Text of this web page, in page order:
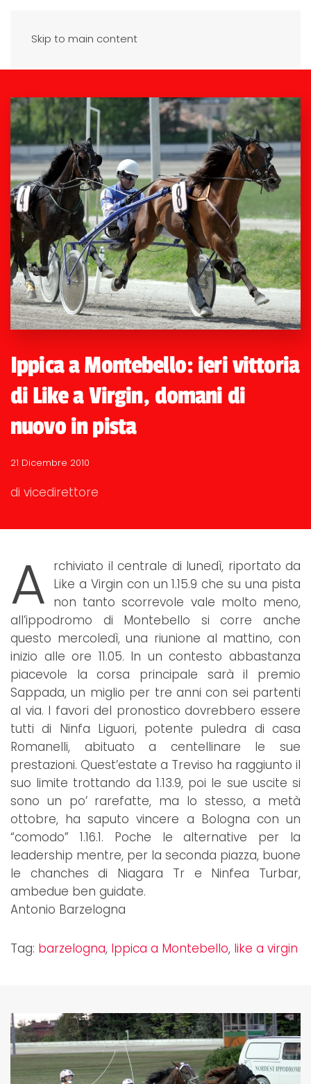
Skip to main content
Ippica a Montebello: ieri vittoria
di Like a Virgin, domani di
nuovo in pista
21 Dicembre 2010
di vicedirettore
A rchiviato il centrale di lunedì, riportato da
Like a Virgin con un 1.15.9 che su una pista
non tanto scorrevole vale molto meno,
all’ippodromo di Montebello si corre anche
questo mercoledì, una riunione al mattino, con
inizio alle ore 11.05. In un contesto abbastanza
piacevole la corsa principale sarà il premio
Sappada, un miglio per tre anni con sei partenti
al via. I favori del pronostico dovrebbero essere
tutti di Ninfa Liguori, potente puledra di casa
Romanelli, abituato a centellinare le sue
prestazioni. Quest’estate a Treviso ha raggiunto il
suo limite trottando da 1.13.9, poi le sue uscite si
sono un po’ rarefatte, ma lo stesso, a metà
ottobre, ha saputo vincere a Bologna con un
“comodo” 1.16.1. Poche le alternative per la
leadership mentre, per la seconda piazza, buone
le chanches di Niagara Tr e Ninfea Turbar,
ambedue ben guidate.
Antonio Barzelogna
Tag: barzelogna, Ippica a Montebello, like a virgin